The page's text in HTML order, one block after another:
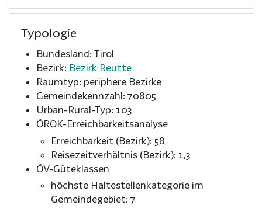
Typologie
Bundesland: Tirol
Bezirk: Bezirk Reutte
Raumtyp: periphere Bezirke
Gemeindekennzahl: 70805
Urban-Rural-Typ: 103
ÖROK-Erreichbarkeitsanalyse
Erreichbarkeit (Bezirk): 58
Reisezeitverhältnis (Bezirk): 1,3
ÖV-Güteklassen
höchste Haltestellenkategorie im
Gemeindegebiet: 7